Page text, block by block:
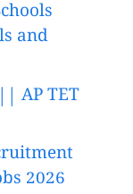
and
AP TET
2026